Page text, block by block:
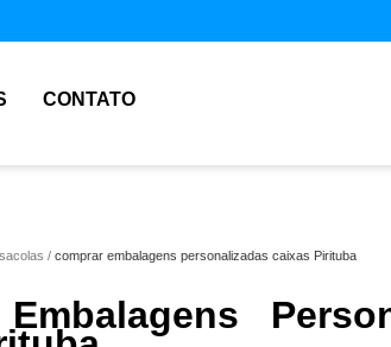
CONTATO
comprar embalagens personalizadas caixas Pirituba